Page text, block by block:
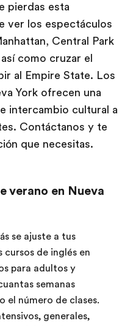
pierdas esta
ver los espectáculos
Central Park
como cruzar el
al Empire State. Los
York ofrecen una
intercambio cultural a
Contáctanos y te
que necesitas.
verano en Nueva
se ajuste a tus
de inglés en
para adultos y
semanas
el número de clases.
generales,